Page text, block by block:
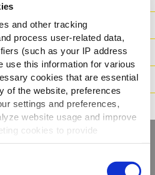
and other tracking
process user-related data,
(such as your IP address
use this information for various
cookies that are essential
of the website, preferences
settings and preferences,
website usage and improve
cookies to provide
advertising.
you consent to the use of
la gamme